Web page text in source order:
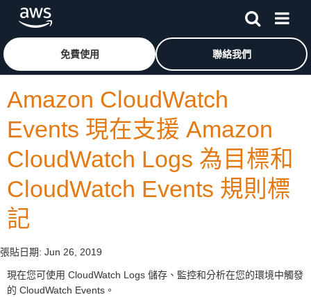
跳至主要內容按一下這裡可返回 Amazon Web Services 首頁
免費使用 聯絡我們
Amazon CloudWatch
Events 現在支援 Amazon
CloudWatch Logs 為目標和
CloudWatch Events 規則標
記
張貼日期: Jun 26, 2019
現在您可使用 CloudWatch Logs 儲存、監控和分析在您的環境中觸發
的 CloudWatch Events。